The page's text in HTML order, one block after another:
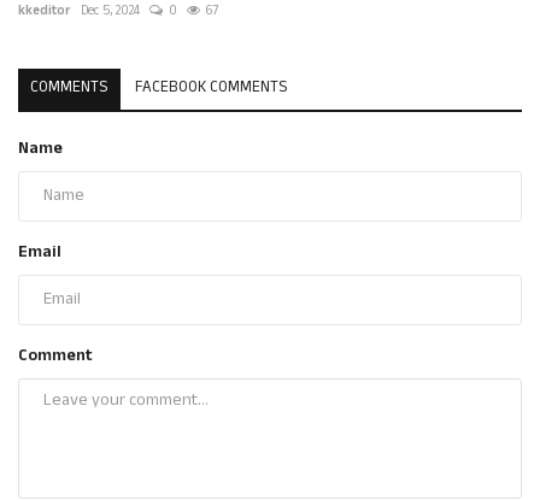
kkeditor Dec 5, 2024 0 67
COMMENTS FACEBOOK COMMENTS
Name
Email
Comment